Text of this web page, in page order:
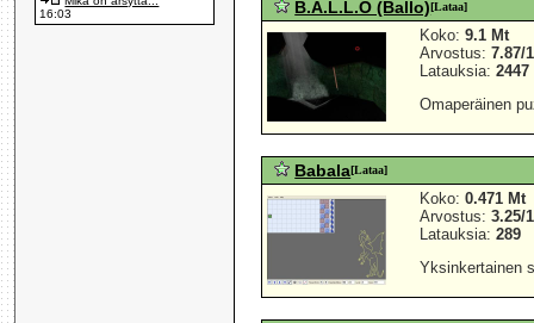
16:03
B.A.L.L.O (Ballo)[Lataa]
Koko:9.1 Mt
Arvostus:7.87/
Latauksia:2447
Omaperäinen
Babala[Lataa]
Koko:0.471 Mt
Arvostus:3.25/
Latauksia:289
Yksinkertainen